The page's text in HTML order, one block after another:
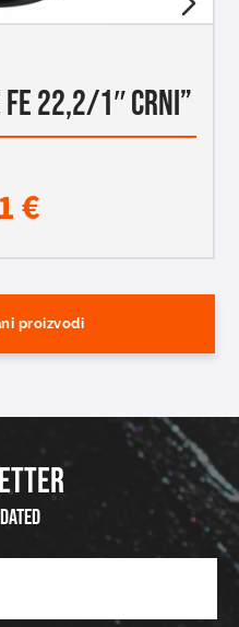
FE 22,2/1″ CRNI”
€
proizvodi